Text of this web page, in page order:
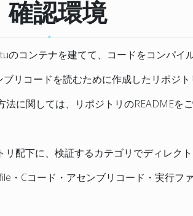
確認環境
のコンテナを建てて、コードをコンパイ
ブリコードを読むために作成したリポジト
法に関しては、リポジトリのREADMEをご
配下に、検証するカテゴリでディレクト
・Cコード・アセンブリコード・実行フ